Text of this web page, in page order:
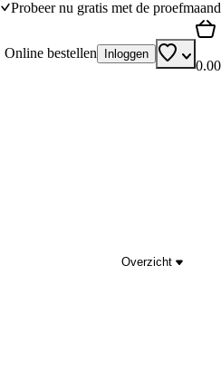
Probeer nu gratis met de proefmaand
Online bestellen Inloggen
0.00
Overzicht